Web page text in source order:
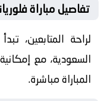
تفاصيل مباراة
السعودية، مع
المباراة مباشرة.